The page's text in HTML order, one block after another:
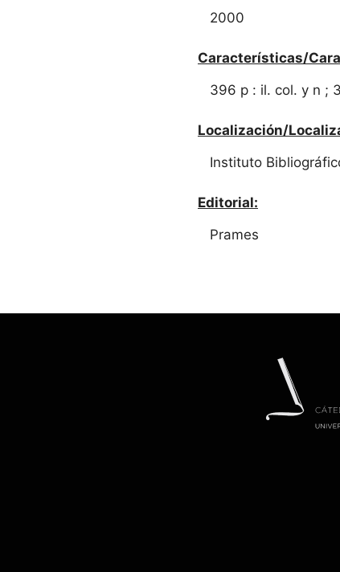
2000
Características/
396 p : il. col. y n ;
Localización/
Instituto
Editorial:
Prames